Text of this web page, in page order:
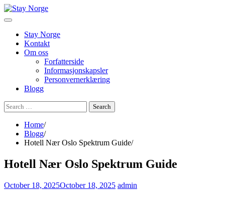
Skip
to
Stay Norge
Kontakt
Om oss
Forfatterside
Informasjonskapsler
Personvernerklæring
Blogg
Search
for:
Home
Blogg
Hotell Nær Oslo Spektrum Guide
Hotell Nær Oslo Spektrum Guide
October 18, 2025October 18, 2025 admin